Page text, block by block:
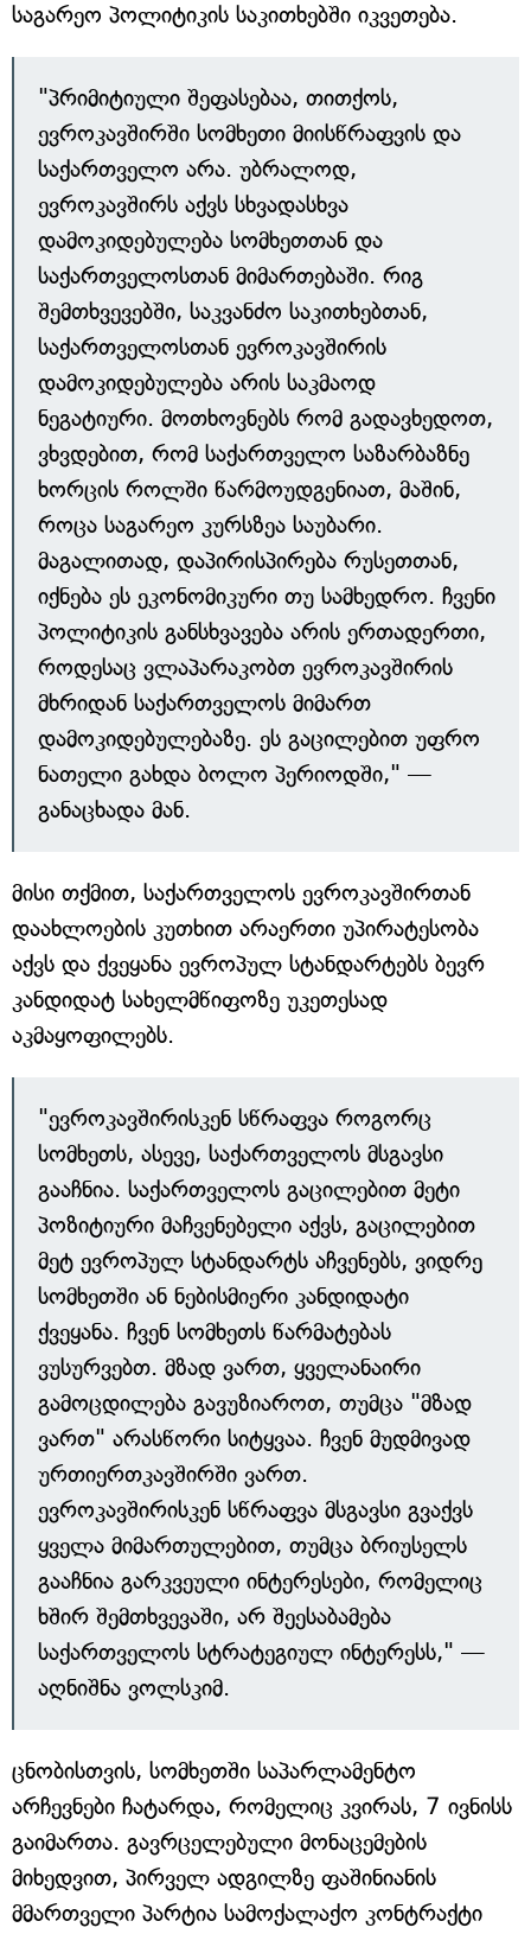
საგარეო პოლიტიკის საკითხებში იკვეთება.
"პრიმიტიული შეფასებაა, თითქოს,
ევროკავშირში სომხეთი მიისწრაფვის და
საქართველო არა. უბრალოდ,
ევროკავშირს აქვს სხვადასხვა
დამოკიდებულება სომხეთთან და
საქართველოსთან მიმართებაში. რიგ
შემთხვევებში, საკვანძო საკითხებთან,
საქართველოსთან ევროკავშირის
დამოკიდებულება არის საკმაოდ
ნეგატიური. მოთხოვნებს რომ გადავხედოთ,
ვხვდებით, რომ საქართველო საზარბაზნე
ხორცის როლში წარმოუდგენიათ, მაშინ,
როცა საგარეო კურსზეა საუბარი.
მაგალითად, დაპირისპირება რუსეთთან,
იქნება ეს ეკონომიკური თუ სამხედრო. ჩვენი
პოლიტიკის განსხვავება არის ერთადერთი,
როდესაც ვლაპარაკობთ ევროკავშირის
მხრიდან საქართველოს მიმართ
დამოკიდებულებაზე. ეს გაცილებით უფრო
ნათელი გახდა ბოლო პერიოდში," —
განაცხადა მან.
მისი თქმით, საქართველოს ევროკავშირთან
დაახლოების კუთხით არაერთი უპირატესობა
აქვს და ქვეყანა ევროპულ სტანდარტებს ბევრ
კანდიდატ სახელმწიფოზე უკეთესად
აკმაყოფილებს.
"ევროკავშირისკენ სწრაფვა როგორც
სომხეთს, ასევე, საქართველოს მსგავსი
გააჩნია. საქართველოს გაცილებით მეტი
პოზიტიური მაჩვენებელი აქვს, გაცილებით
მეტ ევროპულ სტანდარტს აჩვენებს, ვიდრე
სომხეთში ან ნებისმიერი კანდიდატი
ქვეყანა. ჩვენ სომხეთს წარმატებას
ვუსურვებთ. მზად ვართ, ყველანაირი
გამოცდილება გავუზიაროთ, თუმცა "მზად
ვართ" არასწორი სიტყვაა. ჩვენ მუდმივად
ურთიერთკავშირში ვართ.
ევროკავშირისკენ სწრაფვა მსგავსი გვაქვს
ყველა მიმართულებით, თუმცა ბრიუსელს
გააჩნია გარკვეული ინტერესები, რომელიც
ხშირ შემთხვევაში, არ შეესაბამება
საქართველოს სტრატეგიულ ინტერესს," —
აღნიშნა ვოლსკიმ.
ცნობისთვის, სომხეთში საპარლამენტო
არჩევნები ჩატარდა, რომელიც კვირას, 7 ივნისს
გაიმართა. გავრცელებული მონაცემების
მიხედვით, პირველ ადგილზე ფაშინიანის
მმართველი პარტია სამოქალაქო კონტრაქტი